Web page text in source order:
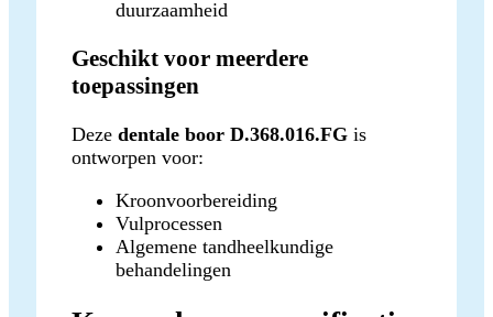
duurzaamheid
Geschikt voor meerdere
toepassingen
Deze dentale boor D.368.016.FG is
ontworpen voor:
Kroonvoorbereiding
Vulprocessen
Algemene tandheelkundige
behandelingen